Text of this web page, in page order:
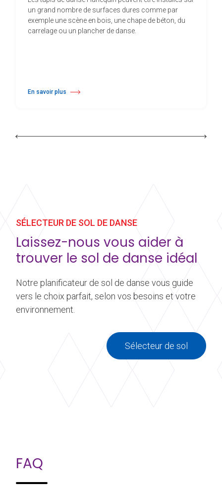
un grand nombre de surfaces dures comme par
exemple une scène en bois, une chape de béton, du
carrelage ou un plancher de danse.
En savoir plus
à propos Harlequin Duo™
SÉLECTEUR DE SOL DE DANSE
Laissez-nous vous aider à
trouver le sol de danse idéal
Notre planificateur de sol de danse vous guide
vers le choix parfait, selon vos besoins et votre
environnement.
Sélecteur de sol
FAQ